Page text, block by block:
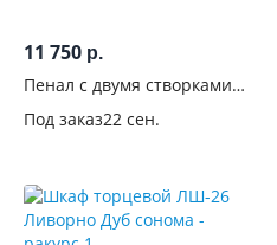
11 750 р.
Пенал с двумя створками
Под заказ22 сен.